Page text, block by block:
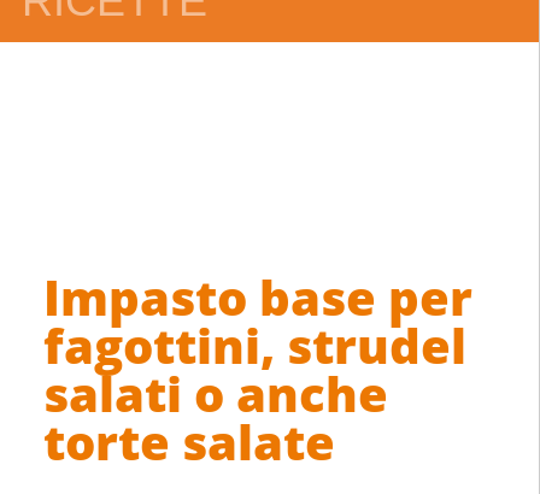
Impasto base per
fagottini, strudel
salati o anche
torte salate